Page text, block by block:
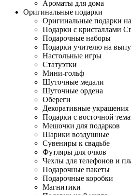
Ароматы для дома
Оригинальные подарки
Оригинальные подарки
Подарки с кристаллами
Подарочные наборы
Подарки учителю на
Настольные игры
Статуэтки
Мини-гольф
Шуточные медали
Шуточные ордена
Обереги
Декоративные украшения
Подарки с восточной
Мешочки для подарков
Шарики воздушные
Сувениры к свадьбе
Футляры для очков
Чехлы для телефонов и
Подарочные пакеты
Подарочные коробки
Магнитики